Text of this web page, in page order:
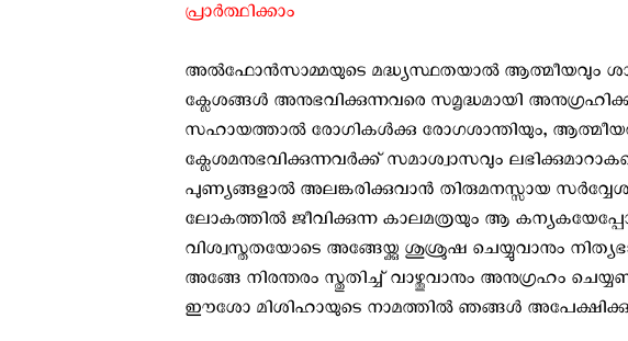
പ്രാര്‍ത്ഥിക്കാം
അല്‍ഫോന്‍സാമ്മയുടെ മദ്ധ്യസ്ഥതയാല്‍ ആത്മീയവും
ക്ലേശങ്ങള്‍ അനുഭവിക്കുന്നവരെ സമൃദ്ധമായി
സഹായത്താല്‍ രോഗികള്‍ക്കു രോഗശാന്തിയും,
ക്ലേശമനുഭവിക്കുന്നവര്‍ക്ക്‌ സമാശ്വാസവും
പുണ്യങ്ങളാല്‍ അലങ്കരിക്കുവാന്‍ തിരുമനസ്സായ
ലോകത്തില്‍ ജീവിക്കുന്ന കാലമത്രയും ആ
വിശ്വസ്തതയോടെ അങ്ങേയ്ക്കു ശുശ്രുഷ ചെയ്യുവാനും
അങ്ങേ നിരന്തരം സ്തുതിച്ച് വാഴ്ത്തുവാനും അനുഗ്രഹം
ഈശോ മിശിഹായുടെ നാമത്തില്‍ ഞങ്ങള്‍